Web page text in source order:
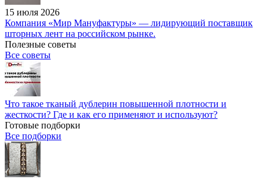
15 июля 2026
Компания «Мир Мануфактуры» — лидирующий поставщик
шторных лент на российском рынке.
Полезные советы
Все советы
Что такое тканый дублерин повышенной плотности и
жесткости? Где и как его применяют и используют?
Готовые подборки
Все подборки